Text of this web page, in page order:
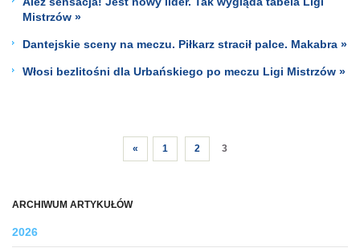
ARCHIWUM ARTYKUŁÓW
2026
Mistrzów »
Dantejskie sceny na meczu. Piłkarz stracił palce. Makabra »
Włosi bezlitośni dla Urbańskiego po meczu Ligi Mistrzów »
« 1 2 3